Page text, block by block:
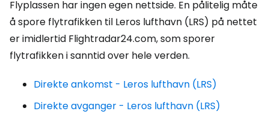
Flyplassen har ingen egen nettside. En pålitelig måte
å spore flytrafikken til Leros lufthavn (LRS) på nettet
er imidlertid Flightradar24.com, som sporer
flytrafikken i sanntid over hele verden.
Direkte ankomst - Leros lufthavn (LRS)
Direkte avganger - Leros lufthavn (LRS)